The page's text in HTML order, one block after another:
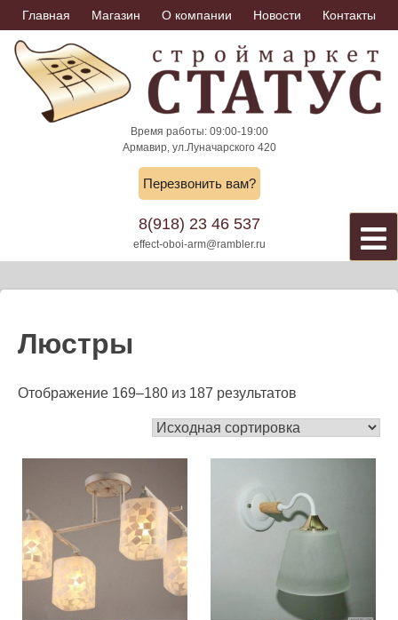
Skip
to
content
Главная Магазин О компании Новости Контакты
Время работы: 09:00-19:00
Армавир, ул.Луначарского 420
Перезвонить вам?
8(918) 23 46 537
effect-oboi-arm@rambler.ru
Люстры
Отображение 169–180 из 187 результатов